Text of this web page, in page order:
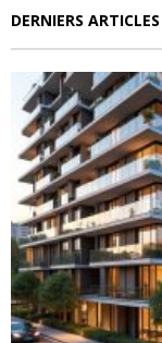
DERNIERS ARTICLES